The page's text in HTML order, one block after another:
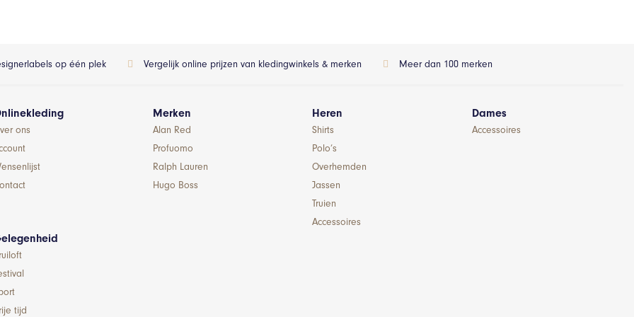
op één plek Vergelijk online prijzen van kledingwinkels & merken Meer dan 100 merken
ons
Merken
Alan Red
Profuomo
Ralph Lauren
Hugo Boss
Heren
Shirts
Polo’s
Overhemden
Jassen
Truien
Accessoires
Dames
Accessoires
tijd